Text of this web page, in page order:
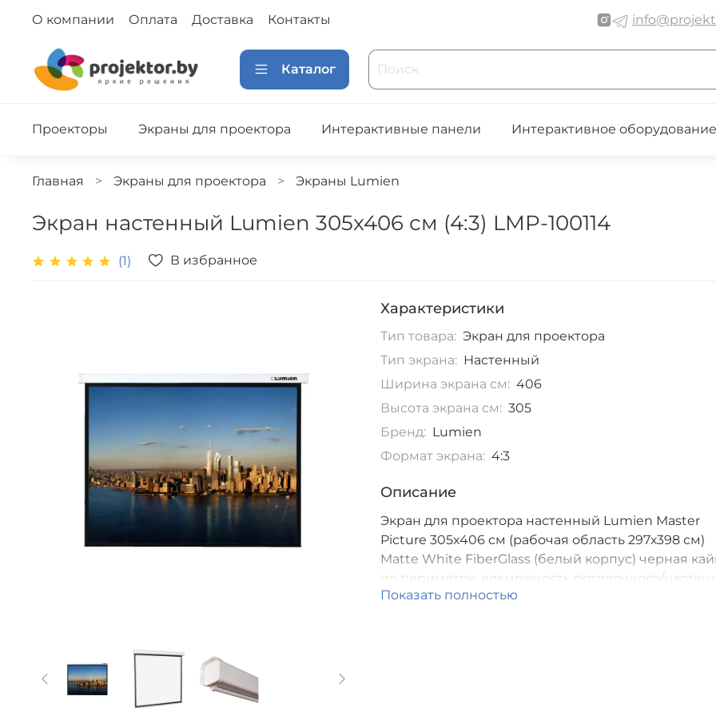
О компании Оплата Доставка Контакты
Каталог
Проекторы Экраны для проектора Интерактивные панели Интерактивное оборудование
Главная Экраны для проектора Экраны Lumien
Экран настенный Lumien 305x406 см (4:3) LMP-100114
(1) В избранное
Характеристики
Тип товара: Экран для проектора
Тип экрана: Настенный
Ширина экрана см: 406
Высота экрана см: 305
Бренд: Lumien
Формат экрана: 4:3
Описание
Экран для проектора настенный Lumien Master
Picture 305x406 см (рабочая область 297х398 см)
Matte White FiberGlass (белый корпус) черная
по периметру, возможность потолочного/
крепления, формат экрана (4:3) [LMP-100114]
Показать полностью